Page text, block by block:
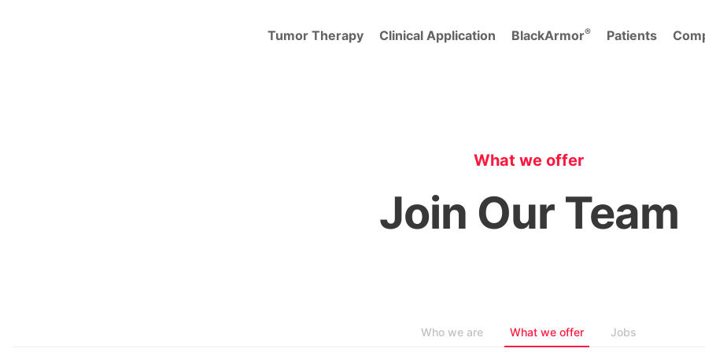
Tumor Therapy Clinical Application BlackArmor® Patients
What we offer
Join Our Team
Who we are What we offer Jobs